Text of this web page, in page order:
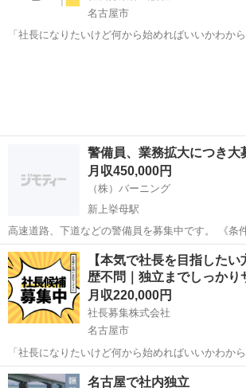
名古屋市
「社長になりたいけど何から始めればいいかわか
警備員、業務拡大につき大
月収450,000円
（株）バーニング
新上挙母駅
高速道路、下道などの警備員を募集中です。 《条
康な方 、60歳以上も可 、男女問いません。 、外
ちゃんと喋れる方） 、乗用車をお持ちの方 勤務地は愛知県、県外 制
服貸与 面接→教育→...
愛知 豊田市 新上挙母駅 その他 業
【本気で社長を目指した
歴不問｜独立までしっかり
月収220,000円
社長募集株式会社
名古屋市
「社長になりたいけど何から始めればいいかわか
対象に、社長候補を募集しています！ ■ 当社について ・人材サービス
業で独立を目指せる仕組みあり ・これまで５００
愛知 名古屋市 その他 社長
名古屋で社内独立